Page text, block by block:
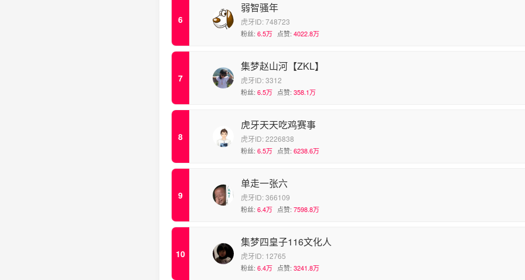
弱智骚年
虎牙ID:748723
粉丝: 6.5万 点赞: 4022.8万
集梦赵山河【ZKL】
虎牙ID:3312
粉丝: 6.5万 点赞: 358.1万
虎牙天天吃鸡赛事
虎牙ID:2226838
粉丝: 6.5万 点赞: 6238.6万
单走一张六
虎牙ID:366109
粉丝: 6.4万 点赞: 7598.8万
集梦四皇子116文化人
虎牙ID: 12765
粉丝: 6.4万 点赞: 3241.8万